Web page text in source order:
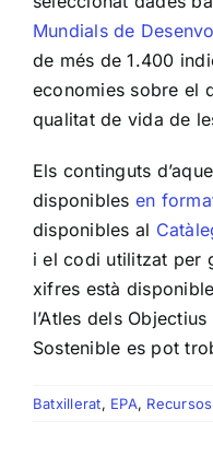
Mundials de
de més de 1.400
economies sobre el
qualitat de vida de
Els continguts
disponibles en
disponibles al
i el codi utilitzat per
xifres està
l’Atles dels
Sostenible es pot
Batxillerat, EPA,